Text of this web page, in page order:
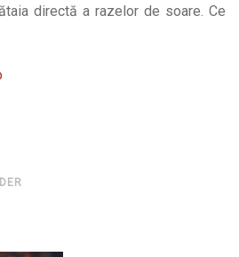
directă a razelor de soare. Ce